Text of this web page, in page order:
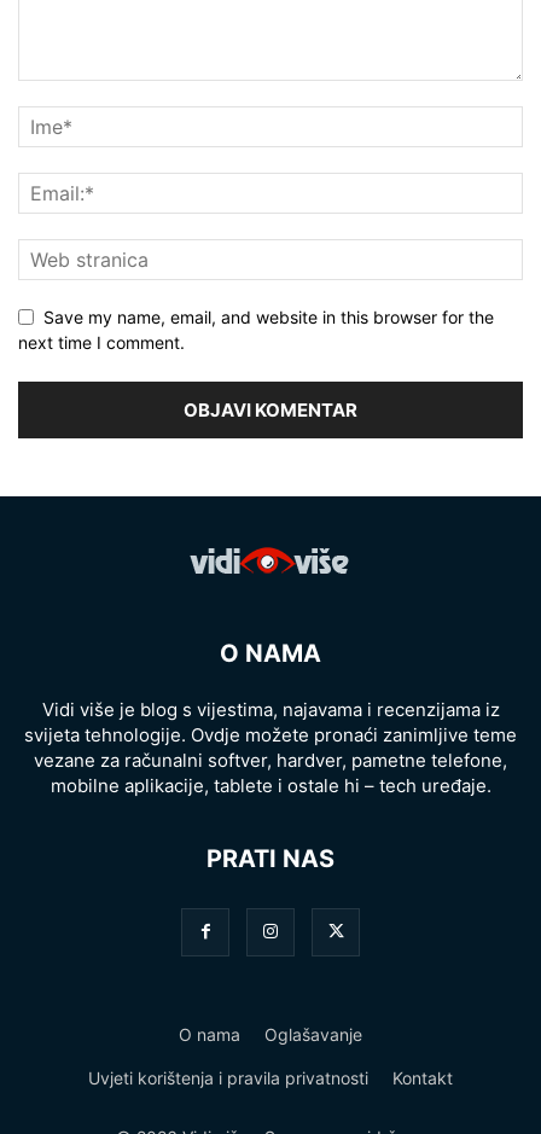
Save my name, email, and website in this browser for the
next time I comment.
O NAMA
Vidi više je blog s vijestima, najavama i recenzijama iz
svijeta tehnologije. Ovdje možete pronaći zanimljive teme
vezane za računalni softver, hardver, pametne telefone,
mobilne aplikacije, tablete i ostale hi – tech uređaje.
PRATI NAS
O nama Oglašavanje
Uvjeti korištenja i pravila privatnosti Kontakt